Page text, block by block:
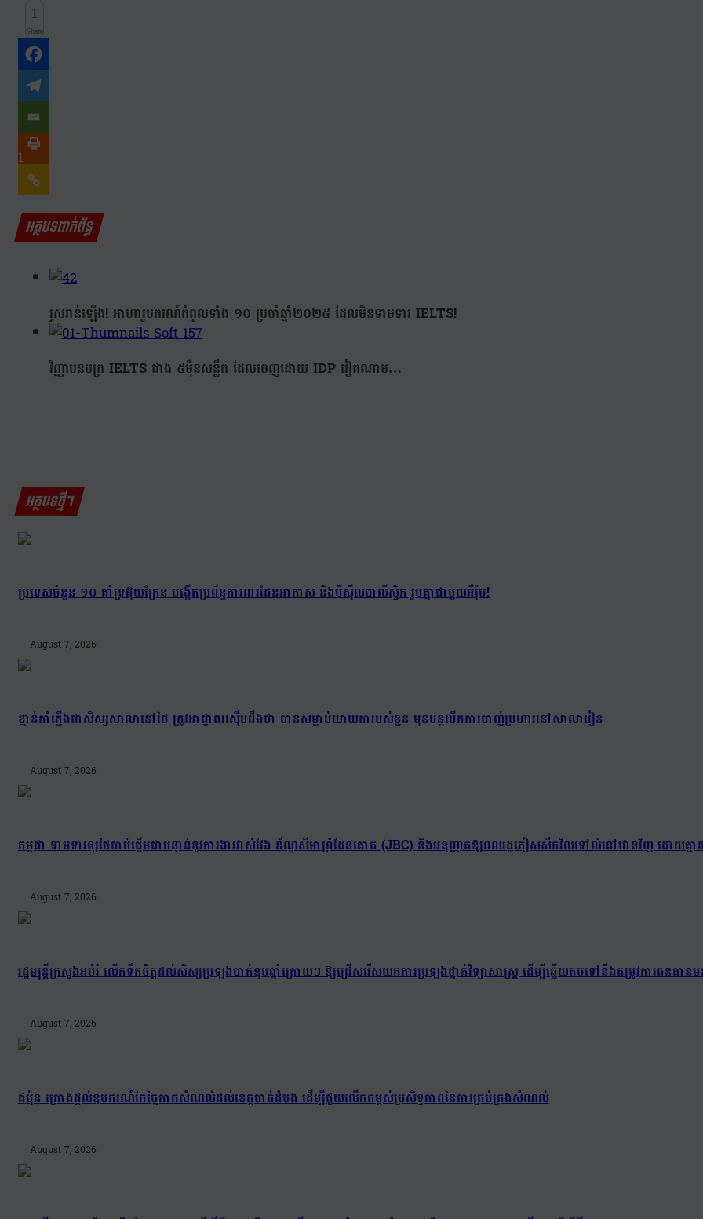
1
Share
1
អត្ថបទពាក់ព័ន្ធ
រួសរាន់ឡើង! អាហារូបករណ៍កំពូលទាំង ១០ ប្រចាំឆ្នាំ២០២៥ ដែលមិនទាមទារ IELTS!
វិញ្ញាបនបត្រ IELTS ជាង ៥ម៉ឺនសន្លឹក ដែលចេញដោយ IDP វៀតណាម…
អត្ថបទថ្មីៗ
ប្រទេសចំនួន ១០ គាំទ្រអ៊ុយក្រែន បង្កើតប្រព័ន្ធការពារដែនអាកាស និងមីស៊ីលបាលីស្ទិក រួមគ្នាជាមួយអឺរ៉ុប!
August 7, 2026
ខ្មាន់កាំភ្លើងជាសិស្សសាលានៅថៃ ត្រូវអាជ្ញាធរស៊ើបដឹងថា បានសម្លាប់យាយតារបស់ខ្លួន មុនបន្តបើកការបាញ់ប្រហារនៅសាលារៀន
August 7, 2026
កម្ពុជា ទាមទារឲ្យថៃចាប់ផ្តើមជាបន្ទាន់នូវការងារវាស់វែង ខ័ណ្ឌសីមាព្រំដែនគោគ (JBC) និងអនុញ្ញាតឱ្យពលរដ្ឋភៀសសឹកវិលទៅលំនៅឋានវិញ ដោយគ្មាន
August 7, 2026
រដ្ឋមន្រ្តីក្រសួងអប់រំ លើកទឹកចិត្តដល់សិស្សប្រឡងបាក់ឌុបឆ្នាំក្រោយៗ ឱ្យជ្រើសរើសយកការប្រឡងថ្នាក់វិទ្យាសាស្ត្រ ដើម្បីឆ្លើយតបទៅនឹងតម្រូវការធនធា
August 7, 2026
ជប៉ុន គ្រោងផ្តល់ឧបករណ៍កែច្នៃកាកសំណល់ដល់ខេត្តបាត់ដំបង ដើម្បីជួយលើកកម្ពស់ប្រសិទ្ធភាពនៃការគ្រប់គ្រងសំណល់
August 7, 2026